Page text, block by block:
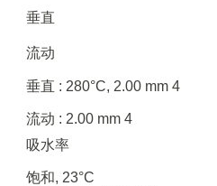
垂直
流动
垂直 : 280°C, 2.00 mm 4
流动 : 2.00 mm 4
吸水率
饱和, 23°C